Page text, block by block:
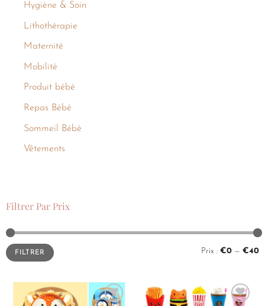
Hygiène & Soin
Lithothérapie
Maternité
Mobilité
Produit bébé
Repas Bébé
Sommeil Bébé
Vêtements
Filtrer Par Prix
FILTRER Prix : €0 — €40